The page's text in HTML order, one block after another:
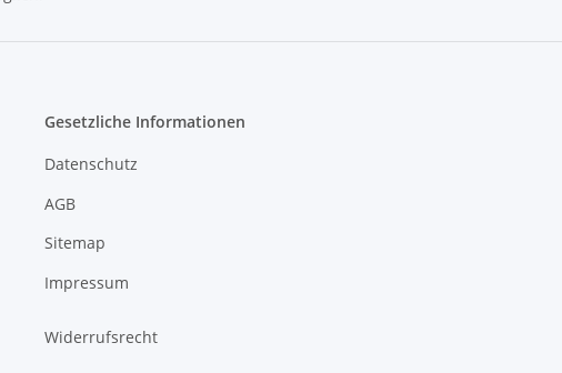
Gesetzliche Informationen
Datenschutz
AGB
Sitemap
Impressum
Widerrufsrecht